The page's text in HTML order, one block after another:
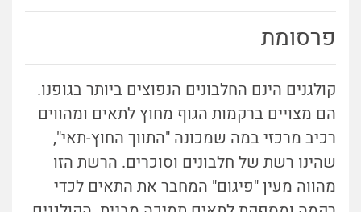
פרסומת
קולגנים הינם החלבונים הנפוצים ביותר בגופנו.
הם מצויים ברקמות הגוף מחוץ לתאים ומהווים
רכיב מרכזי במה שמכונה "התווך החוץ-תאי",
שהינו רשת של חלבונים וסוכרים. הרשת הזו
מהווה מעין "פיגום" המחבר את התאים לכדי